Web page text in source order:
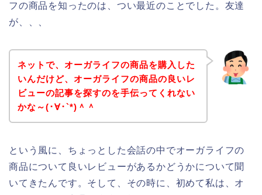
フの商品を知ったのは、つい最近のことでした。友達
が、、、
ネットで、オーガライフの商品を購入した
いんだけど、オーガライフの商品の良いレ
ビューの記事を探すのを手伝ってくれない
かな～(･∀･`*)＾＾
という風に、ちょっとした会話の中でオーガライフの
商品について良いレビューがあるかどうかについて聞
いてきたんです。そして、その時に、初めて私は、オ